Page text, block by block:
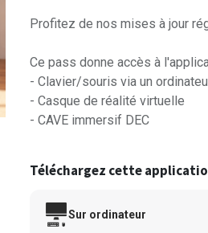
Profitez de nos mises à jour
Ce pass donne accès à
- Clavier/souris via un
- Casque de réalité virtuelle
- CAVE immersif DEC
Téléchargez cette
Sur ordinateur